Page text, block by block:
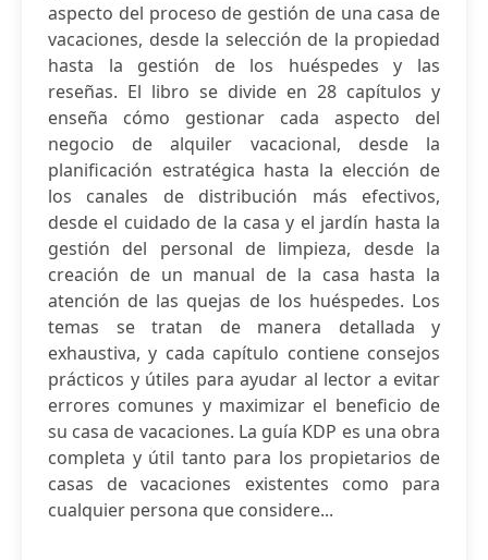
aspecto del proceso de gestión de una casa de
vacaciones, desde la selección de la propiedad
hasta la gestión de los huéspedes y las
reseñas. El libro se divide en 28 capítulos y
enseña cómo gestionar cada aspecto del
negocio de alquiler vacacional, desde la
planificación estratégica hasta la elección de
los canales de distribución más efectivos,
desde el cuidado de la casa y el jardín hasta la
gestión del personal de limpieza, desde la
creación de un manual de la casa hasta la
atención de las quejas de los huéspedes. Los
temas se tratan de manera detallada y
exhaustiva, y cada capítulo contiene consejos
prácticos y útiles para ayudar al lector a evitar
errores comunes y maximizar el beneficio de
su casa de vacaciones. La guía KDP es una obra
completa y útil tanto para los propietarios de
casas de vacaciones existentes como para
cualquier persona que considere...